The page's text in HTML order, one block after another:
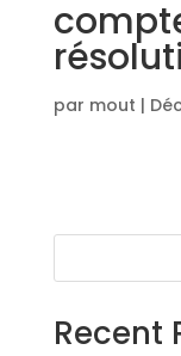
par mout |
Recent